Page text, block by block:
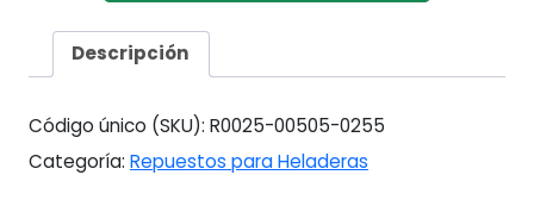
Descripción
Código único (SKU): R0025-00505-0255
Categoría: Repuestos para Heladeras